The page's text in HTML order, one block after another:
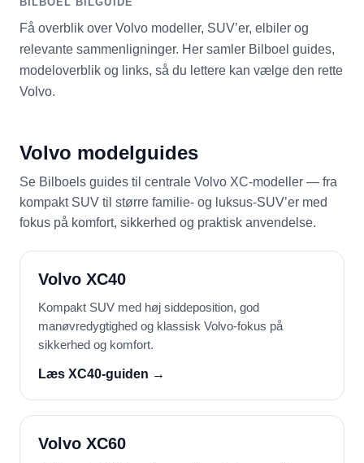
Få overblik over Volvo modeller, SUV’er, elbiler og
relevante sammenligninger. Her samler Bilboel guides,
modeloverblik og links, så du lettere kan vælge den rette
Volvo.
Volvo modelguides
Se Bilboels guides til centrale Volvo XC-modeller — fra
kompakt SUV til større familie- og luksus-SUV’er med
fokus på komfort, sikkerhed og praktisk anvendelse.
Volvo XC40
Kompakt SUV med høj siddeposition, god
manøvredygtighed og klassisk Volvo-fokus på
sikkerhed og komfort.
Læs XC40-guiden →
Volvo XC60